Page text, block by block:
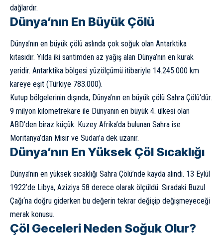
dağlardır.
Dünya’nın En Büyük Çölü
Dünya’nın en büyük çölü aslında çok soğuk olan Antarktika
kıtasıdır. Yılda iki santimden az yağış alan Dünya’nın en kurak
yeridir. Antarktika bölgesi yüzölçümü itibariyle 14.245.000 km
kareye eşit (Türkiye 783.000).
Kutup bölgelerinin dışında, Dünya’nın en büyük çölü Sahra Çölü‘dür.
9 milyon kilometrekare ile Dünyanın en büyük 4. ülkesi olan
ABD’den biraz küçük. Kuzey Afrika’da bulunan Sahra ise
Moritanya’dan Mısır ve Sudan’a dek uzanır.
Dünya’nın En Yüksek Çöl Sıcaklığı
Dünya’nın en yüksek sıcaklığı Sahra Çölü’nde kayda alındı. 13 Eylül
1922’de Libya, Aziziya 58 derece olarak ölçüldü. Sıradaki Buzul
Çağı‘na doğru giderken bu değerin tekrar değişip değişmeyeceği
merak konusu.
Çöl Geceleri Neden Soğuk Olur?